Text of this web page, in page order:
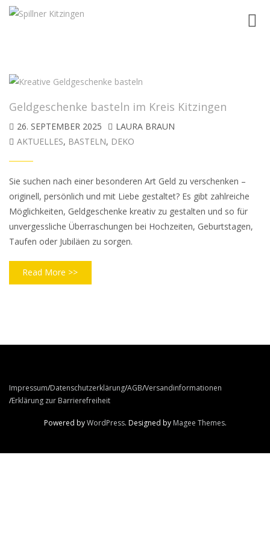
Geldgeschenke basteln im Kreis Kitzingen
26. SEPTEMBER 2025
LAURA BRAUN
AKTUELLES, BASTELN, DEKO
Sie suchen nach einer besonderen Art Geld zu verschenken –
originell, persönlich und mit Liebe gestaltet? Es gibt zahlreiche
Möglichkeiten, Geldgeschenke kreativ zu gestalten und so für
unvergessliche Überraschungen bei Hochzeiten, Geburtstagen,
Taufen oder Jubiläen zu sorgen.
Read More >>
Impressum Datenschutzerklärung AGB Versandinformationen
Erklärung zur Barrierefreiheit
Powered byWordPress. Designed by Magee Themes.